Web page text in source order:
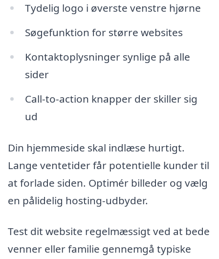
Tydelig logo i øverste venstre hjørne
Søgefunktion for større websites
Kontaktoplysninger synlige på alle
sider
Call-to-action knapper der skiller sig
ud
Din hjemmeside skal indlæse hurtigt.
Lange ventetider får potentielle kunder til
at forlade siden. Optimér billeder og vælg
en pålidelig hosting-udbyder.
Test dit website regelmæssigt ved at bede
venner eller familie gennemgå typiske